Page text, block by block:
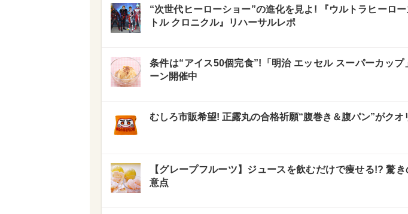
“次世代ヒーローショー”の進化を見よ! 『ウルトラヒーロ
トル クロニクル』リハーサルレポ
条件は“アイス50個完食”!「明治 エッセル スーパーカッ
ーン開催中
むしろ市販希望! 正露丸の合格祈願“腹巻き＆腹パン”がクオ
【グレープフルーツ】ジュースを飲むだけで痩せる!? 驚
意点